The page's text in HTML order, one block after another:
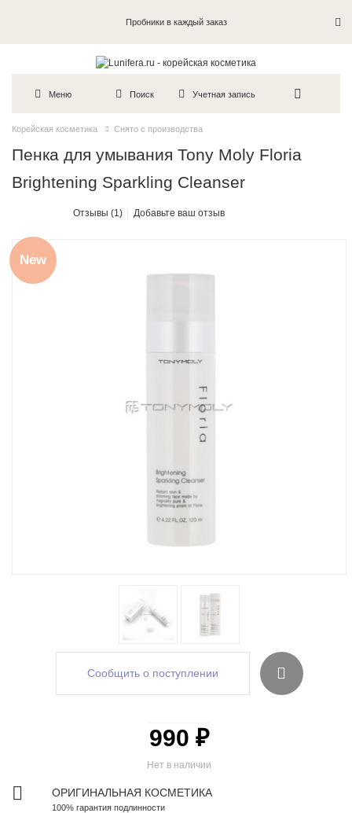
Пробники в каждый заказ
Меню Поиск Учетная запись
Корейская косметика Снято с производства
Пенка для умывания Tony Moly Floria
Brightening Sparkling Cleanser
Отзывы (1) Добавьте ваш отзыв
New
Сообщить о поступлении
Нет в наличии
990 ₽
ОРИГИНАЛЬНАЯ КОСМЕТИКА
100% гарантия подлинности